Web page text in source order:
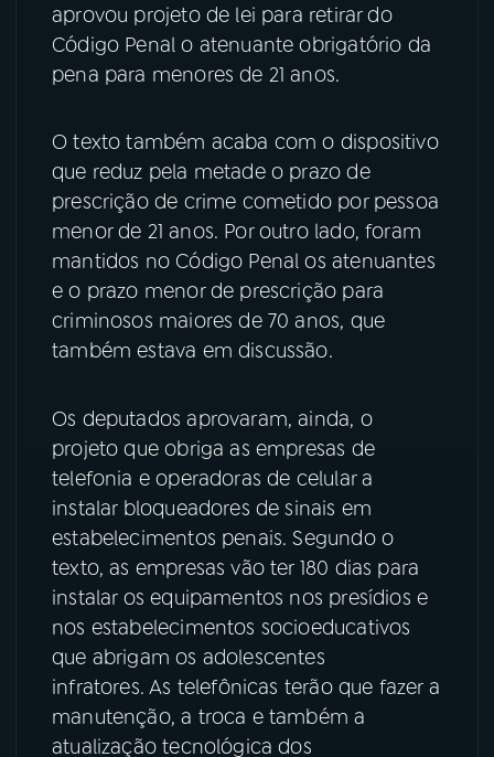
08FESTIVAL DE MÚSICA
YouTube Facebook
Instagram X
TikTok
aprovou projeto de lei para retirar do
Código Penal o atenuante obrigatório da
pena para menores de 21 anos.
O texto também acaba com o dispositivo
que reduz pela metade o prazo de
prescrição de crime cometido por pessoa
menor de 21 anos. Por outro lado, foram
mantidos no Código Penal os atenuantes
e o prazo menor de prescrição para
criminosos maiores de 70 anos, que
também estava em discussão.
Os deputados aprovaram, ainda, o
projeto que obriga as empresas de
telefonia e operadoras de celular a
instalar bloqueadores de sinais em
estabelecimentos penais. Segundo o
texto, as empresas vão ter 180 dias para
instalar os equipamentos nos presídios e
nos estabelecimentos socioeducativos
que abrigam os adolescentes
infratores. As telefônicas terão que fazer a
manutenção, a troca e também a
atualização tecnológica dos